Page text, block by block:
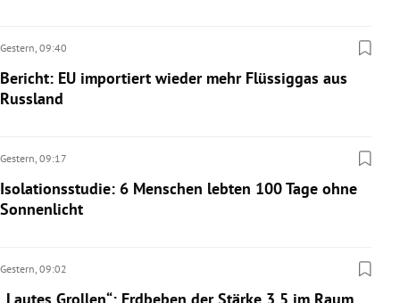
Gestern, 09:40
Bericht: EU importiert wieder mehr Flüssiggas aus
Russland
Gestern, 09:17
Isolationsstudie: 6 Menschen lebten 100 Tage ohne
Sonnenlicht
Gestern, 09:02